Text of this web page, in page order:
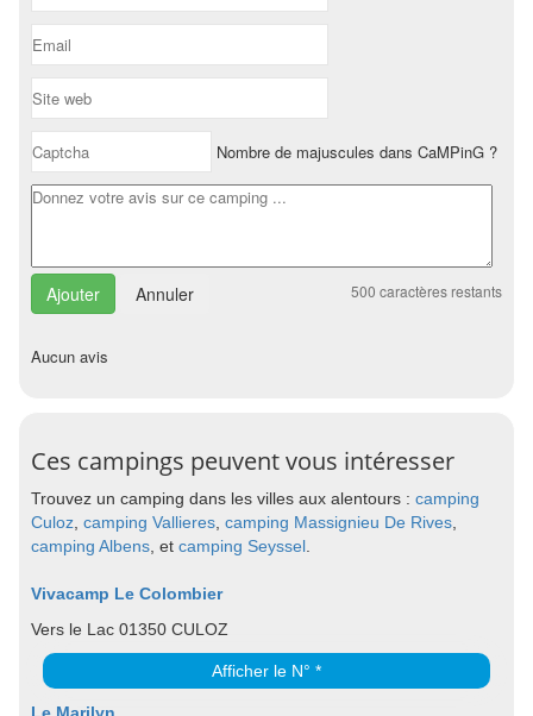
Nombre de majuscules dans CaMPinG ?
Annuler 500 caractères restants
Aucun avis
Ces campings peuvent vous intéresser
Trouvez un camping dans les villes aux alentours : camping
Culoz camping Vallieres camping Massignieu De Rives
camping Albens , et camping Seyssel
Vivacamp Le Colombier
Vers le Lac 01350 CULOZ
Afficher le N° *